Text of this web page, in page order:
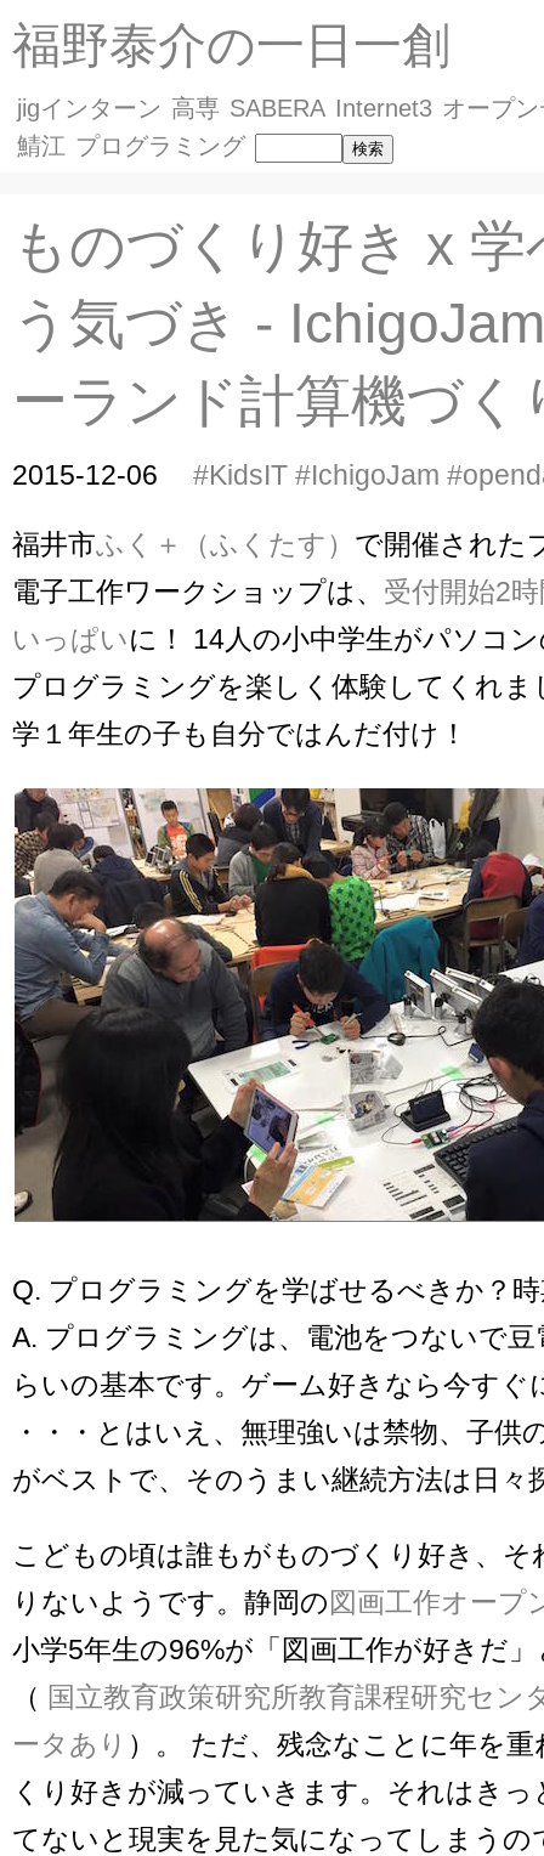
福野泰介の一日一創
jigインターン 高専 SABERA Internet3 オープ
鯖江 プログラミング
ものづくり好き x
う気づき -
ーランド計算機づく
2015-12-06 #KidsIT #IchigoJam
福井市ふく＋（ふくたす） で開催された
電子工作ワークショップは、 受付開始2
いっぱいに！ 14人の小中学生がパソコ
プログラミングを楽しく体験してくれま
学１年生の子も自分ではんだ付け！
Q. プログラミングを学ばせるべきか？
A. プログラミングは、電池をつないで
らいの基本です。ゲーム好きなら今すぐ
・・・とはいえ、無理強いは禁物、子供
がベストで、そのうまい継続方法は日々
こどもの頃は誰もがものづくり好き、そ
りないようです。静岡の図画工作オープ
小学5年生の96%が「図画工作が好きだ
（ 国立教育政策研究所教育課程研究セン
ータあり ）。 ただ、残念なことに年を
くり好きが減っていきます。それはきっ
てないと現実を見た気になってしまうの